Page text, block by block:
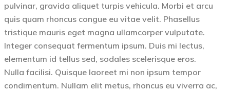
pulvinar, gravida aliquet turpis vehicula. Morbi et arcu
quis quam rhoncus congue eu vitae velit. Phasellus
tristique mauris eget magna ullamcorper vulputate.
Integer consequat fermentum ipsum. Duis mi lectus,
elementum id tellus sed, sodales scelerisque eros.
Nulla facilisi. Quisque laoreet mi non ipsum tempor
condimentum. Nullam elit metus, rhoncus eu viverra ac,